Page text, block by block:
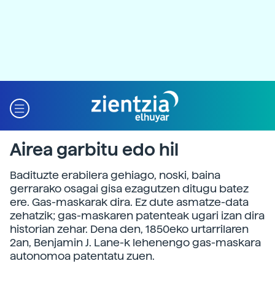
Airea garbitu edo hil
Badituzte erabilera gehiago, noski, baina
gerrarako osagai gisa ezagutzen ditugu batez
ere. Gas-maskarak dira. Ez dute asmatze-data
zehatzik; gas-maskaren patenteak ugari izan dira
historian zehar. Dena den, 1850eko urtarrilaren
2an, Benjamin J. Lane-k lehenengo gas-maskara
autonomoa patentatu zuen.